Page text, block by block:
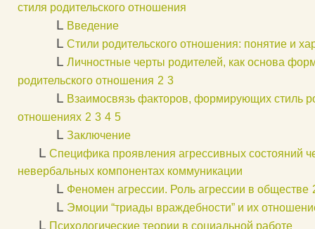
стиля родительского отношения
L Введение
L Стили родительского отношения: понятие и
L Личностные черты родителей, как основа
родительского отношения 2 3
L Взаимосвязь факторов, формирующих стиль
отношениях 2 3 4 5
L Заключение
L Специфика проявления агрессивных состояний
невербальных компонентах коммуникации
L Феномен агрессии. Роль агрессии в обществе
L Эмоции “триады враждебности” и их
L Психологические теории в социальной работе